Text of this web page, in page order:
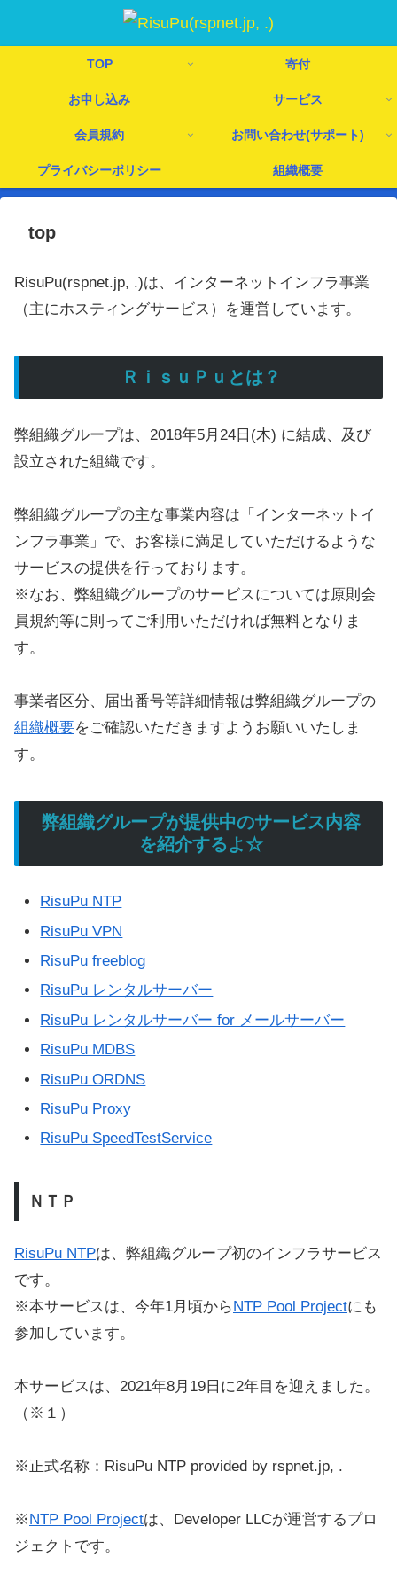
TOP 寄付
お申し込み サービス
会員規約 お問い合わせ(サポート)
プライバシーポリシー 組織概要
top
RisuPu(rspnet.jp, .)は、インターネットインフラ事業
（主にホスティングサービス）を運営しています。
ＲｉｓｕＰｕとは？
弊組織グループは、2018年5月24日(木) に結成、及び
設立された組織です。
弊組織グループの主な事業内容は「インターネットイ
ンフラ事業」で、お客様に満足していただけるような
サービスの提供を行っております。
※なお、弊組織グループのサービスについては原則会
員規約等に則ってご利用いただければ無料となりま
す。
事業者区分、届出番号等詳細情報は弊組織グループの
組織概要をご確認いただきますようお願いいたしま
す。
弊組織グループが提供中のサービス内容
を紹介するよ☆
RisuPu NTP
RisuPu VPN
RisuPu freeblog
RisuPu レンタルサーバー
RisuPu レンタルサーバー for メールサーバー
RisuPu MDBS
RisuPu ORDNS
RisuPu Proxy
RisuPu SpeedTestService
ＮＴＰ
RisuPu NTPは、弊組織グループ初のインフラサービス
です。
※本サービスは、今年1月頃から NTP Pool Projectにも
参加しています。
本サービスは、2021年8月19日に2年目を迎えました。
（※１）
※正式名称：RisuPu NTP provided by rspnet.jp, .
※ NTP Pool Projectは、Developer LLCが運営するプロ
ジェクトです。